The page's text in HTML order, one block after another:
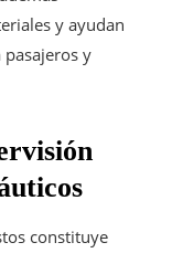
y ayudan
y
constituye